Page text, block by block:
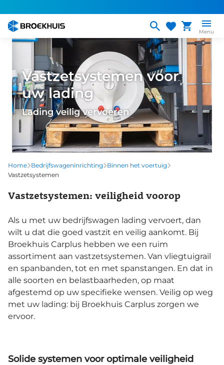
naar
Menu
Vastzetsystemen voor
uw lading
Lading veilig vervoeren
Home Bedrijfswageninrichting
Binnen het voertuig
Vastzetsystemen
Vastzetsystemen: veiligheid voorop
Als u met uw bedrijfswagen lading vervoert, dan
wilt u dat die goed vastzit en veilig aankomt. Bij
Broekhuis Carplus hebben we een ruim
assortiment aan vastzetsystemen. Van vliegtuigrail
en spanbanden, tot en met spanstangen. En dat in
alle soorten en belastbaarheden, op maat
afgestemd op uw specifieke wensen. Veilig op weg
met uw lading: bij Broekhuis Carplus zorgen we
ervoor.
Solide systemen voor optimale veiligheid